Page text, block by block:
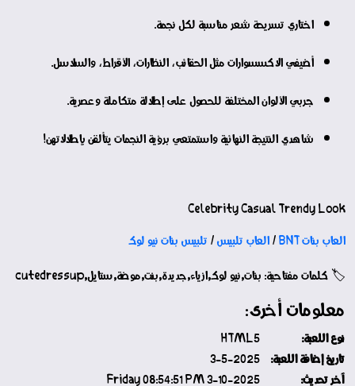
اختاري تسريحة شعر مناسبة لكل نجمة.
أضيفي الاكسسوارات مثل الحقائب، النظارات، الأقراط، والسلاسل.
جربي الألوان المختلفة للحصول على إطلالة متكاملة وعصرية.
شاهدي النتيجة النهائية واستمتعي برؤية النجمات يتألقن بإطلالاتهن!
Celebrity Casual Trendy Look
العاب بنات BNT
/العاب تلبيس/تلبيس بنات نيو لوك
🏷️ كلمات مفتاحية: بنات,نيو لوك,ازياء,جديدة,بنت,موضة,ستايل,cutedressup
معلومات أخرى:
نوع اللعبة:
HTML5
تاريخ إضافة اللعبة: 3-5-2025
آخر تحديث:
3-10-2025 Friday 08:54:51 PM